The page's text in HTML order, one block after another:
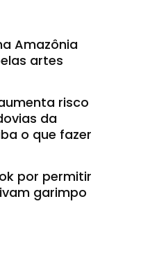
Amazônia
artes
risco
da
o que fazer
por permitir
garimpo